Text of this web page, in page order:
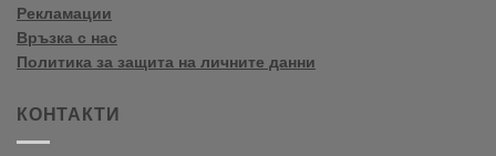
Рекламации
Връзка с нас
Политика за защита на личните данни
КОНТАКТИ